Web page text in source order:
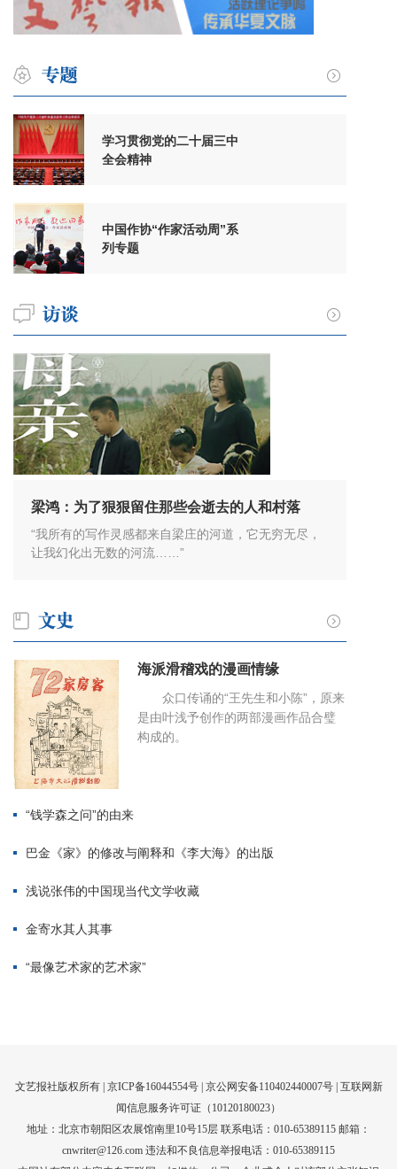
文艺报社版权所有 | 京ICP备16044554号| 京公网安备110402440007号 | 互联网新
闻信息服务许可证（10120180023）
地址：北京市朝阳区农展馆南里10号15层 联系电话：010-65389115 邮箱：
cnwriter@126.com 违法和不良信息举报电话：010-65389115